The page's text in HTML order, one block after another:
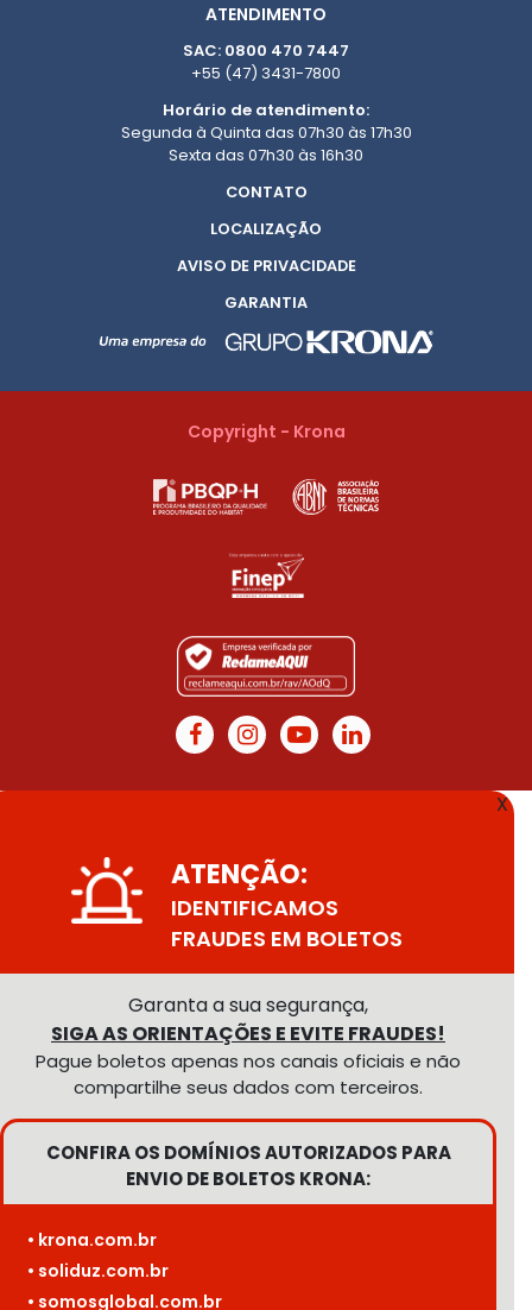
ATENDIMENTO
SAC: 0800 470 7447
+55 (47) 3431-7800
Horário de atendimento:
Segunda à Quinta das 07h30 às 17h30
Sexta das 07h30 às 16h30
CONTATO
LOCALIZAÇÃO
AVISO DE PRIVACIDADE
GARANTIA
Copyright - Krona
X
ATENÇÃO:
IDENTIFICAMOS
FRAUDES EM BOLETOS
Garanta a sua segurança,
SIGA AS ORIENTAÇÕES E EVITE FRAUDES!
Pague boletos apenas nos canais oficiais e não
compartilhe seus dados com terceiros.
CONFIRA OS DOMÍNIOS AUTORIZADOS PARA
ENVIO DE BOLETOS KRONA:
• krona.com.br
• soliduz.com.br
• somosglobal.com.br